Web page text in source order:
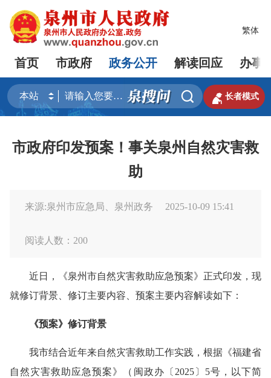
繁体
首页 市政府 政务公开 解读回应 办事
  长者模式
市政府印发预案！事关泉州自然灾害救
助
来源:泉州市应急局、泉州政务 2025-10-09 15:41
阅读人数： 200
近日，《泉州市自然灾害救助应急预案》正式印发，现
就修订背景、修订主要内容、预案主要内容解读如下：
《预案》修订背景
我市结合近年来自然灾害救助工作实践，根据《福建省
自然灾害救助应急预案》（闽政办〔2025〕5号，以下简